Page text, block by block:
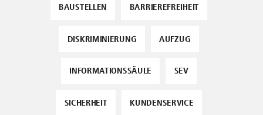
BAUSTELLEN BARRIEREFREIHEIT
DISKRIMINIERUNG AUFZUG
INFORMATIONSSÄULE SEV
SICHERHEIT KUNDENSERVICE